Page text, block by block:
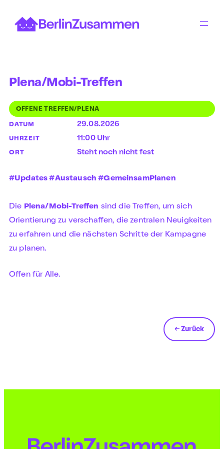
Inhalt
Plena/Mobi-Treffen
OFFENE TREFFEN/PLENA
DATUM
29.08.2026
UHRZEIT 11:00 Uhr
ORT Steht noch nicht fest
#Updates #Austausch #GemeinsamPlanen
Die Plena/Mobi-Treffen sind die Treffen, um sich
Orientierung zu verschaffen, die zentralen Neuigkeiten
zu erfahren und die nächsten Schritte der Kampagne
zu planen.
Offen für Alle.
← Zurück